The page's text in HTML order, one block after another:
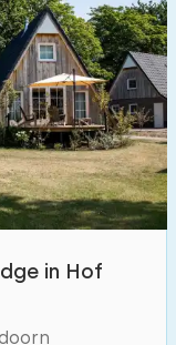
in Hof